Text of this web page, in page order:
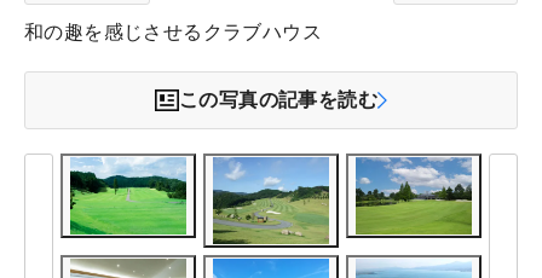
和の趣を感じさせるクラブハウス
この写真の記事を読む